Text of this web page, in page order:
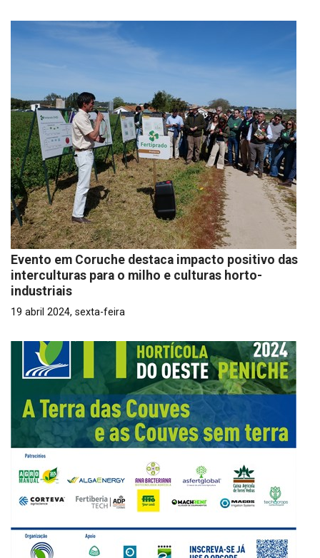
Evento em Coruche destaca impacto positivo das
interculturas para o milho e culturas horto-
industriais
19 abril 2024, sexta-feira